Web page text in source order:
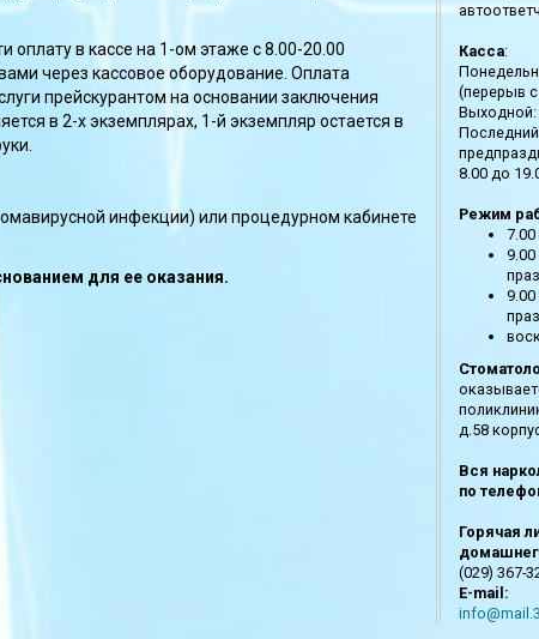
оплату в кассе на 1-ом этаже с 8.00-20.00
через кассовое оборудование. Оплата
прейскурантом на основании заключения
в 2-х экземплярах, 1-й экземпляр остается в
инфекции) или процедурном кабинете
для ее оказания.
Касса:
(перерыв
Выходной:
8.00 до
Режим
9.00
9.00
д.58
Вся
по
Горячая
(029) 367-
E-mail: